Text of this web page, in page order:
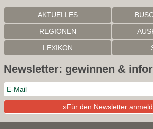
AKTUELLES
REGIONEN
LEXIKON
Newsletter: gewinnen &
»Für den Newsletter
Mit der weiteren Nutzung dieser Website